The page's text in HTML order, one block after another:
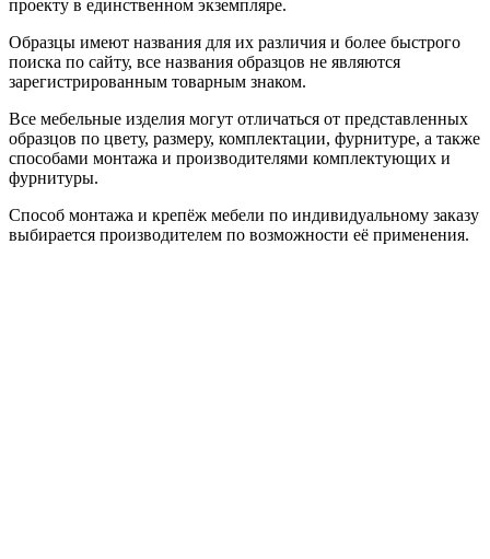
проекту в единственном экземпляре.
Образцы имеют названия для их различия и более быстрого
поиска по сайту, все названия образцов не являются
зарегистрированным товарным знаком.
Все мебельные изделия могут отличаться от представленных
образцов по цвету, размеру, комплектации, фурнитуре, а также
способами монтажа и производителями комплектующих и
фурнитуры.
Способ монтажа и крепёж мебели по индивидуальному заказу
выбирается производителем по возможности её применения.